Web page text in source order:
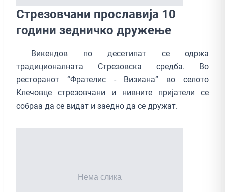
Стрезовчани прославија 10
години зедничко дружење
Викендов по десетипат се одржа
традиционалната Стрезовска средба. Во
ресторанот “Фрателис - Визиана” во селото
Клечовце стрезовчани и нивните пријатели се
собраа да се видат и заедно да се дружат.